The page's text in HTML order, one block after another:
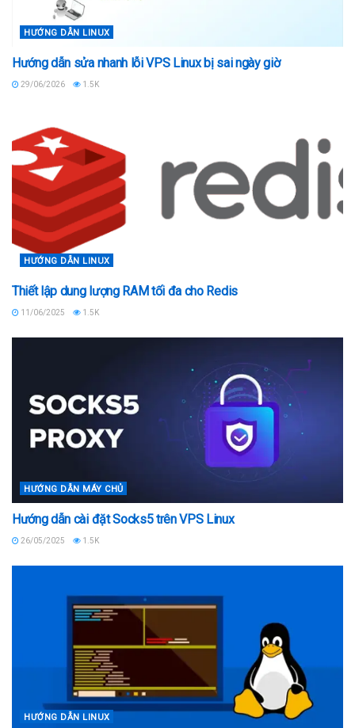
HƯỚNG DẪN LINUX
Hướng dẫn sửa nhanh lỗi VPS Linux bị sai ngày giờ
29/06/2026 1.5K
HƯỚNG DẪN LINUX
Thiết lập dung lượng RAM tối đa cho Redis
11/06/2025 1.5K
HƯỚNG DẪN MÁY CHỦ
Hướng dẫn cài đặt Socks5 trên VPS Linux
26/05/2025 1.5K
HƯỚNG DẪN LINUX